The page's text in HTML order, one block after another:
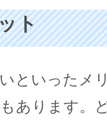
ト
といったメ
あります。